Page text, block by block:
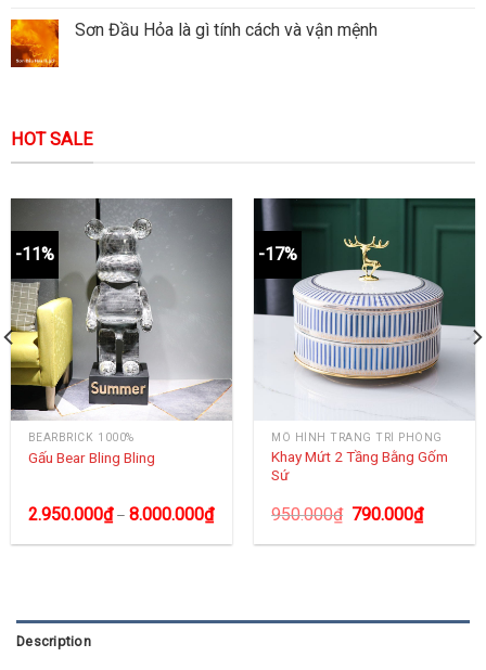
Sơn Đầu Hỏa là gì tính cách và vận mệnh
HOT SALE
-11%
BEARBRICK 1000%
Gấu Bear Bling Bling
2.950.000₫– 8.000.000₫
-17%
MÔ HÌNH TRANG TRÍ PHÒNG
Khay Mứt 2 Tầng Bằng Gốm
Sứ
950.000₫ 790.000₫
Description